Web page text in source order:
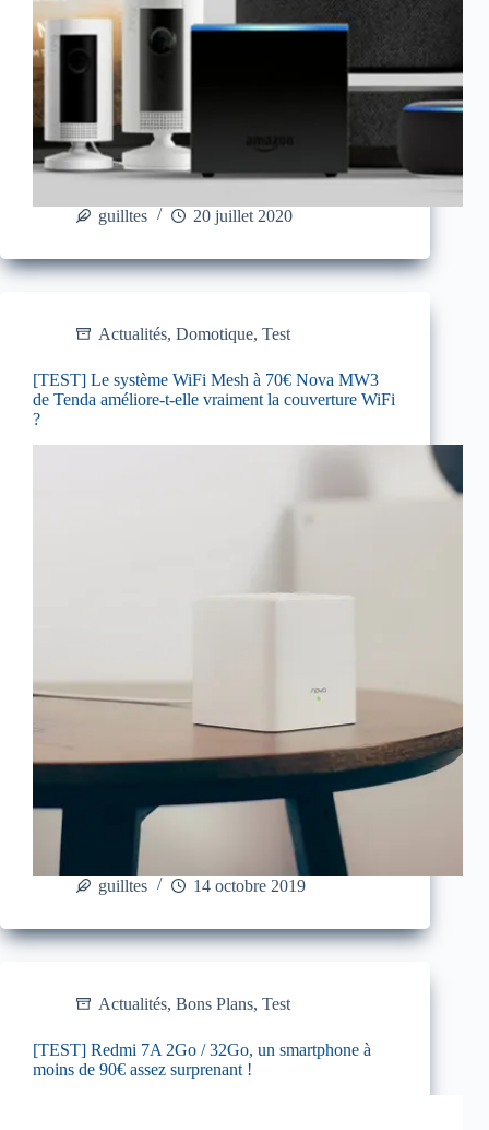
guilltes 20 juillet 2020
Actualités, Domotique, Test
[TEST] Le système WiFi Mesh à 70€ Nova MW3
de Tenda améliore-t-elle vraiment la couverture WiFi
?
guilltes 14 octobre 2019
Actualités, Bons Plans, Test
[TEST] Redmi 7A 2Go / 32Go, un smartphone à
moins de 90€ assez surprenant !